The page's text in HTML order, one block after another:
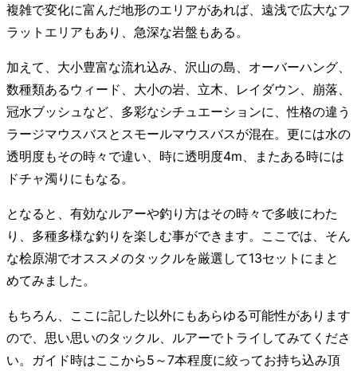
複雑で変化に富んだ地形のエリアがあれば、遠浅で広大なフ
ラットエリアもあり、急深な岩盤もある。
加えて、大小豊富な流れ込み、沢山の島、オーバーハング、
数種類あるウィード、大小の岩、立木、レイダウン、崩落、
冠水ブッシュなど、多彩なシチュエーションに、性格の違う
ラージマウスバスとスモールマウスバスが混在。更には水の
透明度もその時々で違い、時に透明度4m、またある時には
ドチャ濁りにもなる。
となると、有効なルアーや釣り方はその時々で多岐にわた
り、多種多様な釣りを楽しむ事ができます。ここでは、そん
な桧原湖でオススメのタックルを厳選して13セットにまと
めてみました。
もちろん、ここに記した以外にもあらゆる可能性があります
ので、思い思いのタックル、ルアーでトライしてみてくださ
い。ガイド時はここから5～7本程度に絞ってお持ち込み頂